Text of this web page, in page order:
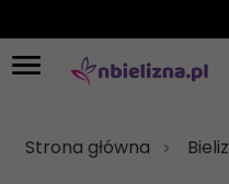
Strona główna